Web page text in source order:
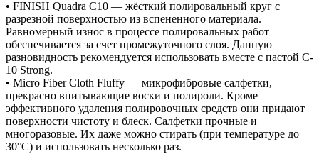
• FINISH Quadra C10 — жёсткий полировальный круг с
разрезной поверхностью из вспененного материала.
Равномерный износ в процессе полировальных работ
обеспечивается за счет промежуточного слоя. Данную
разновидность рекомендуется использовать вместе с пастой C-
10 Strong.
• Micro Fiber Cloth Fluffy — микрофибровые салфетки,
прекрасно впитывающие воски и полироли. Кроме
эффективного удаления полировочных средств они придают
поверхности чистоту и блеск. Салфетки прочные и
многоразовые. Их даже можно стирать (при температуре до
30°C) и использовать несколько раз.